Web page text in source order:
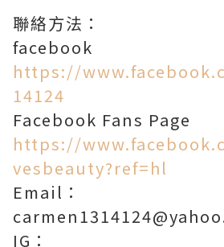
聯絡方法：
facebook
https://
14124
Facebook Fans Page
https://
vesbeauty?ref=hl
Email ：
IG：